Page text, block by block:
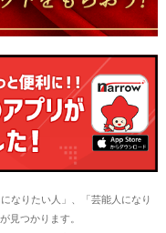
なりたい人」、「芸能人になり
見つかります。